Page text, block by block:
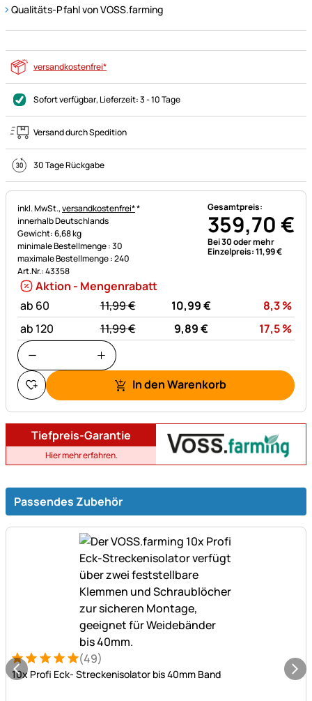
Qualitäts-Pfahl von VOSS.farming
versandkostenfrei*
Sofort verfügbar, Lieferzeit:3 - 10 Tage
Versand durch Spedition
30 Tage Rückgabe
Steuerhinweis:
inkl. MwSt.,versandkostenfrei**
innerhalb Deutschlands
Gewicht: 6,68 kg
minimale Bestellmenge : 30
maximale Bestellmenge : 240
Art.Nr.: 43358
Gesamtpreis:
359,70€
Bei 30 oder mehr
Einzelpreis:11,99€
Aktion - Mengenrabatt
ab 60
statt:
11,99€ 10,99€ 8,3%
ab 120
statt:
11,99€ 9,89€ 17,5%
In den Warenkorb
Tiefpreis-Garantie
Hier mehr erfahren.
Passendes Zubehör
Bewertung: 5 von 5 (49 Bewertungen)
49 Bewertungen
(49)
10x Profi Eck- Streckenisolator bis 40mm Band